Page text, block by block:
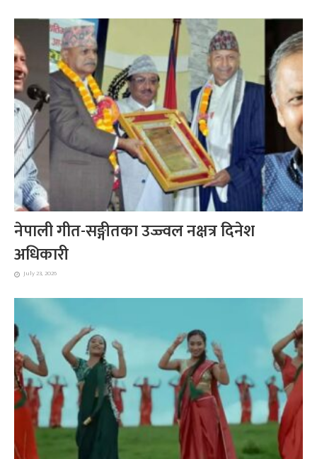
नेपाली गीत-सङ्गीतका उज्ज्वल नक्षत्र दिनेश
अधिकारी
July 23, 2026